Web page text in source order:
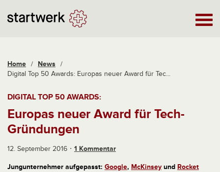
Home / News /
Digital Top 50 Awards: Europas neuer Award für Tec...
DIGITAL TOP 50 AWARDS:
Europas neuer Award für Tech-
Gründungen
12. September 2016 1 Kommentar
Jungunternehmer aufgepasst: Google, McKinsey und Rocket